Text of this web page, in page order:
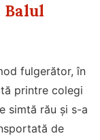
Balul
fulgerător, în
printre colegi
simtă rău și s-a
de